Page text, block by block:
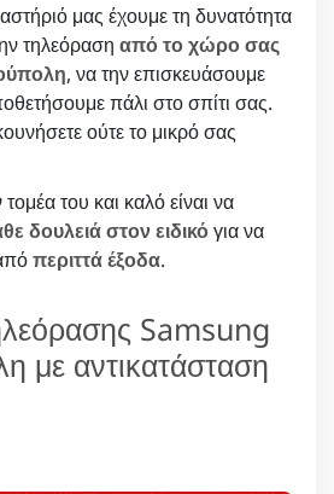
μας έχουμε τη δυνατότητα
τηλεόραση από το χώρο σας
, να την επισκευάσουμε
πάλι στο σπίτι σας.
ούτε το μικρό σας
του και καλό είναι να
δουλειά στον ειδικόγια να
περιττά έξοδα.
Samsung
με αντικατάσταση